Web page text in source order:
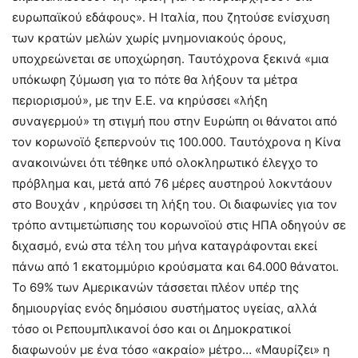
ευρωπαϊκού εδάφους». Η Ιταλία, που ζητούσε ενίσχυση
των κρατών μελών χωρίς μνημονιακούς όρους,
υποχρεώνεται σε υποχώρηση. Ταυτόχρονα ξεκινά «μια
υπόκωφη ζύμωση για το πότε θα λήξουν τα μέτρα
περιορισμού», με την Ε.Ε. να κηρύσσει «λήξη
συναγερμού» τη στιγμή που στην Ευρώπη οι θάνατοι από
τον κορωνοϊό ξεπερνούν τις 100.000. Ταυτόχρονα η Κίνα
ανακοινώνει ότι τέθηκε υπό ολοκληρωτικό έλεγχο το
πρόβλημα και, μετά από 76 μέρες αυστηρού λοκντάουν
στο Βουχάν , κηρύσσει τη λήξη του. Οι διαφωνίες για τον
τρόπο αντιμετώπισης του κορωνοϊού στις ΗΠΑ οδηγούν σε
διχασμό, ενώ στα τέλη του μήνα καταγράφονται εκεί
πάνω από 1 εκατομμύριο κρούσματα και 64.000 θάνατοι.
Το 69% των Αμερικανών τάσσεται πλέον υπέρ της
δημιουργίας ενός δημόσιου συστήματος υγείας, αλλά
τόσο οι Ρεπουμπλικανοί όσο και οι Δημοκρατικοί
διαφωνούν με ένα τόσο «ακραίο» μέτρο… «Μαυρίζει» η